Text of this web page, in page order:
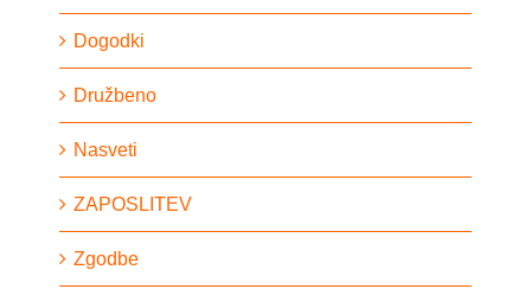
Dogodki
Družbeno
Nasveti
ZAPOSLITEV
Zgodbe